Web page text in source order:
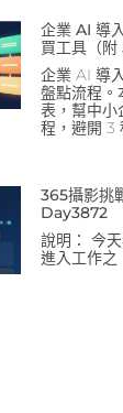
企業 AI 導
買工具（附
企業 AI 導
盤點流程。
表，幫中小
程，避開 3
365攝影挑
Day3872
說明： 今
進入工作之